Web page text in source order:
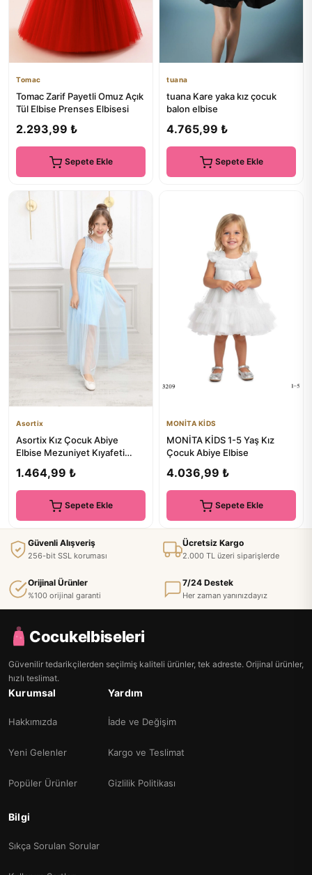
Tomac
Tomac Zarif Payetli Omuz Açık
Tül Elbise Prenses Elbisesi
2.293,99 ₺
Sepete Ekle
tuana
tuana Kare yaka kız çocuk
balon elbise
4.765,99 ₺
Sepete Ekle
Asortix
Asortix Kız Çocuk Abiye
Elbise Mezuniyet Kıyafeti
1.464,99 ₺
Sepete Ekle
MONİTA KİDS
MONİTA KİDS 1-5 Yaş Kız
Çocuk Abiye Elbise
4.036,99 ₺
Sepete Ekle
Güvenli Alışveriş
256-bit SSL koruması
Ücretsiz Kargo
2.000 TL üzeri siparişlerde
Orijinal Ürünler
%100 orijinal garanti
7/24 Destek
Her zaman yanınızdayız
Cocukelbiseleri
Güvenilir tedarikçilerden seçilmiş kaliteli ürünler, tek adreste. Orijinal ürünler,
hızlı teslimat.
Kurumsal
Hakkımızda
Yeni Gelenler
Popüler Ürünler
Yardım
İade ve Değişim
Kargo ve Teslimat
Gizlilik Politikası
Bilgi
Sıkça Sorulan Sorular